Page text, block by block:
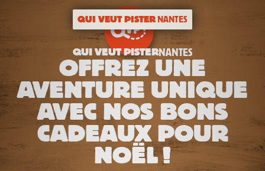
QUI VEUT PISTERNANTES
QUI VEUT PISTERNANTES
OFFREZ UNE
AVENTURE UNIQUE
AVEC NOS BONS
CADEAUX POUR
NOËL !